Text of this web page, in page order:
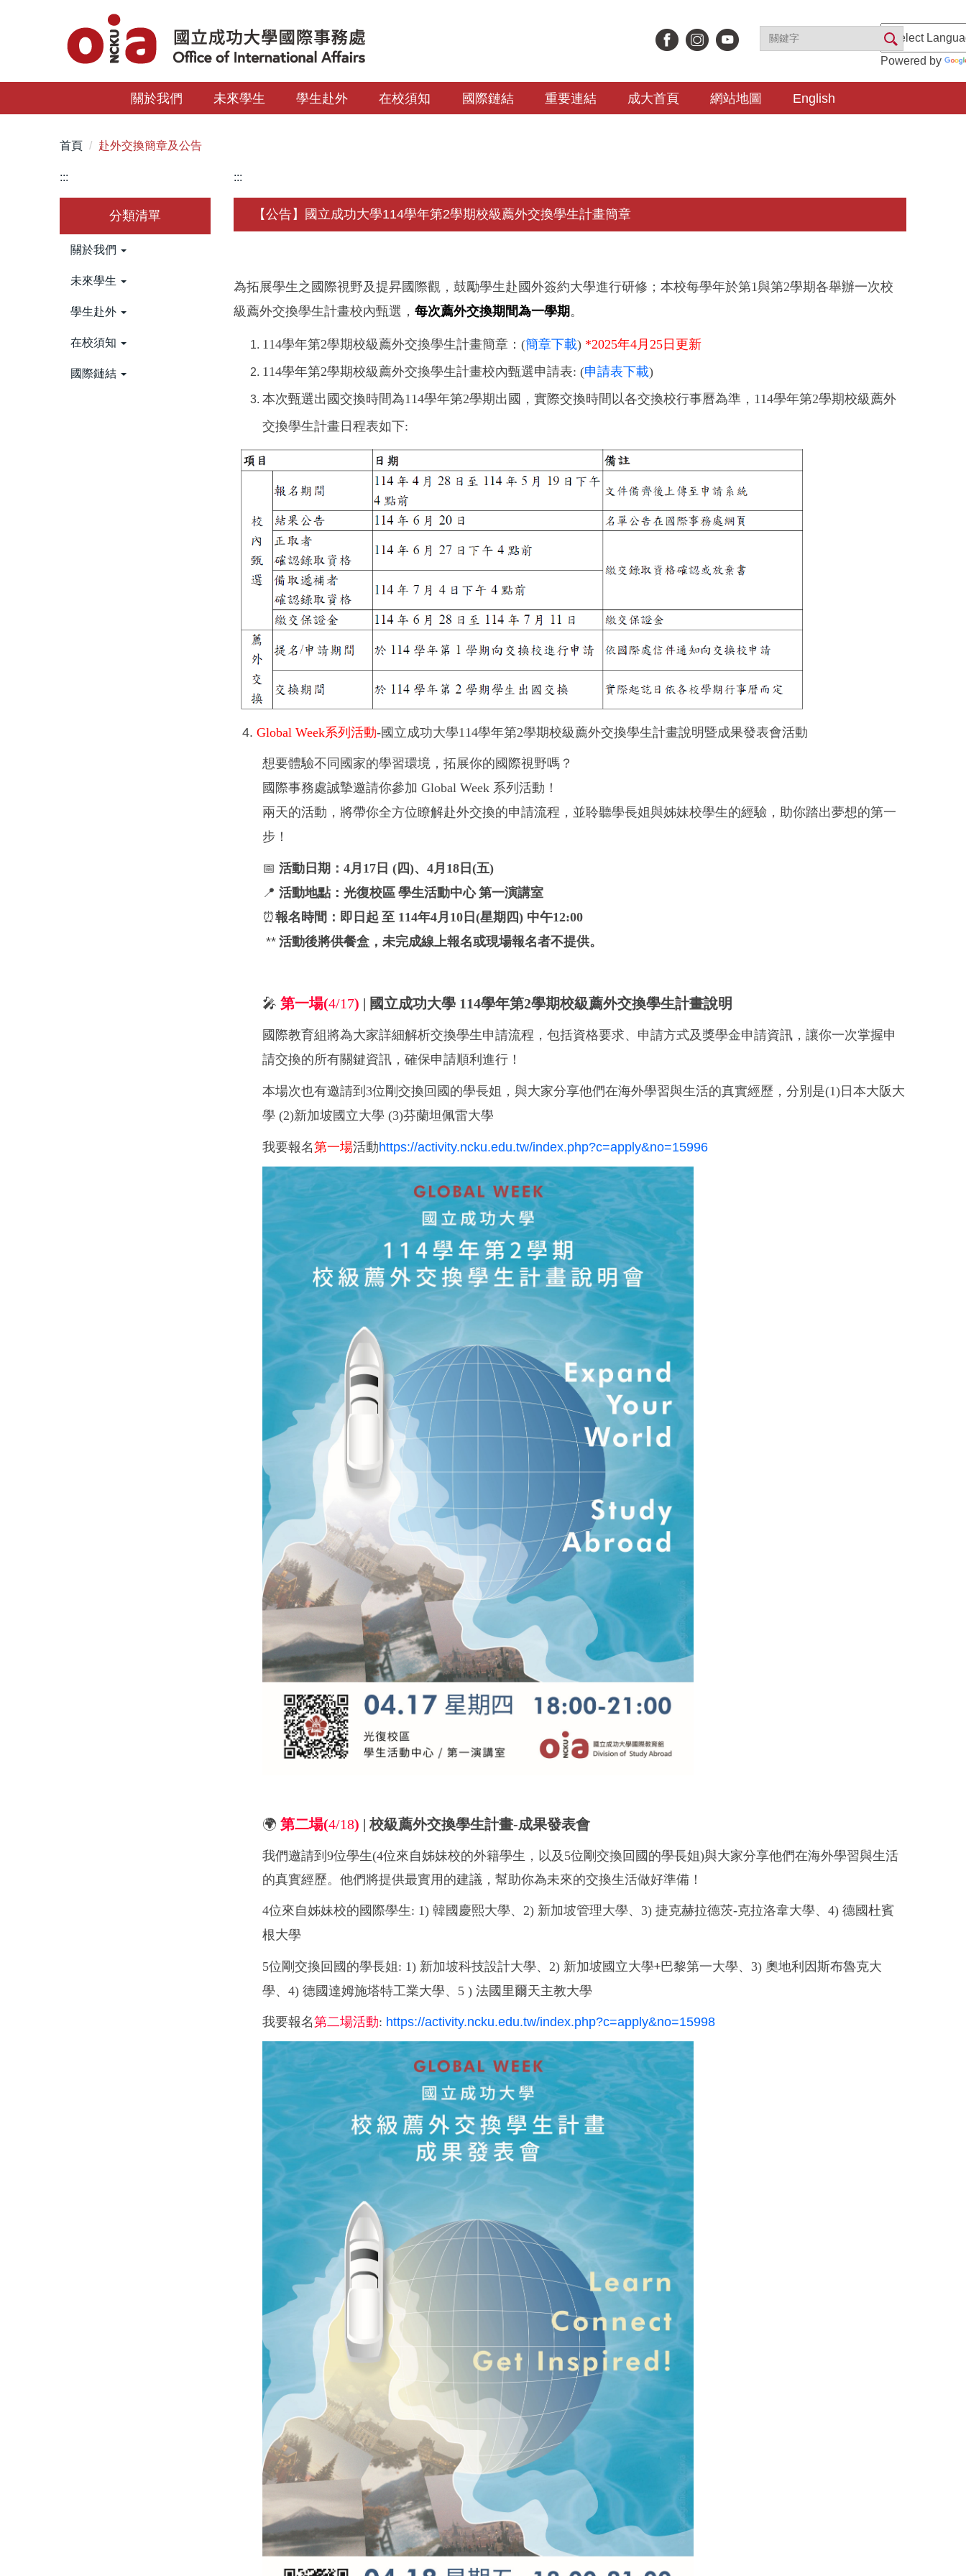
內
區
Powered by
關於我們 未來學生 學生赴外 在校須知 國際鏈結 重要連結 成大首頁 網站地圖 English
首頁 赴外交換簡章及公告
:::
分類清單
關於我們
未來學生
學生赴外
在校須知
國際鏈結
:::
【公告】國立成功大學114學年第2學期校級薦外交換學生計畫簡章
為拓展學生之國際視野及提昇國際觀，鼓勵學生赴國外簽約大學進行研修；本校每學年於第1與第2學期各舉辦一次校
級薦外交換學生計畫校內甄選，每次薦外交換期間為一學期。
114學年第2學期校級薦外交換學生計畫簡章：(簡章下載) *2025年4月25日更新
114學年第2學期校級薦外交換學生計畫校內甄選申請表: (申請表下載)
本次甄選出國交換時間為114學年第2學期出國，實際交換時間以各交換校行事曆為準， 114學年第2學期校級薦外
交換學生計畫日程表如下:
4.Global Week系列活動-國立成功大學114學年第2學期校級薦外交換學生計畫說明暨成果發表會活動
想要體驗不同國家的學習環境，拓展你的國際視野嗎？
國際事務處誠摯邀請你參加 Global Week 系列活動！
兩天的活動，將帶你全方位瞭解赴外交換的申請流程，並聆聽學長姐與姊妹校學生的經驗，助你踏出夢想的第一
步！
📅 活動日期：4月 17 日 ( 四)、4月 18 日(五)
📍 活動地點：光復校區 學生活動中心 第一演講室
⏰報名時間：即日起 至 114年4月 10 日(星期四) 中午12:00
** 活動後將供餐盒，未完成線上報名或現場報名者不提供。
🎤 第一場(4/17) | 國立成功大學 114學年第2學期校級薦外交換學生計畫說明
國際教育組將為大家詳細解析交換學生申請流程，包括資格要求、申請方式及獎學金申請資訊，讓你一次掌握申
請交換的所有關鍵資訊，確保申請順利進行！
本場次也有邀請到3位剛交換回國的學長姐，與大家分享他們在海外學習與生活的真實經歷，分別是(1) 日本大阪大
學 (2)新加坡國立大學 (3)芬蘭坦佩雷大學
我要報名第一場活動https://activity.ncku.edu.tw/index.php?c=apply&no=15996
🌍 第二場(4/18) |校級薦外交換學生計畫-成果發表會
我們邀請到9位學生(4位來自姊妹校的外籍學生，以及 5位剛交換回國的學長姐)與大家分享他們在海外學習與生活
的真實經歷。他們將提供最實用的建議，幫助你為未來的交換生活做好準備！
4位來自姊妹校的國際學生: 1)韓國 慶熙大學、 2) 新加坡管理大學、3)捷克赫拉德茨-克拉洛韋大學、4)德國杜賓
根大學
5位剛交換回國的學長姐: 1) 新加坡科技設計大學、 2) 新加坡國立大學+巴黎第一大學、3)奧地利 因斯布魯克大
學、4)德國達姆施塔特工業大學、 5 )法國 里爾天主教大學
我要報名第二場活動: https://activity.ncku.edu.tw/index.php?c=apply&no=15998